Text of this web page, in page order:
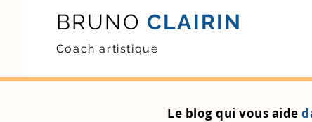
BRUNO CLAIRIN
Coach artistique
Le blog qui vous aide